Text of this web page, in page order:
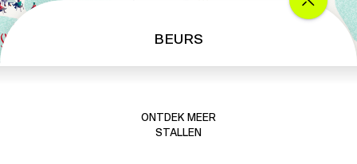
BEURS
ONTDEK MEER
STALLEN